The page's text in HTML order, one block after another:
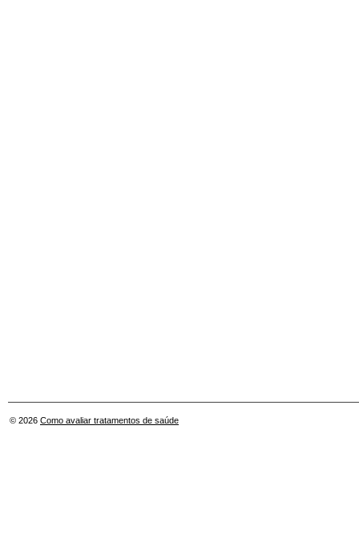
© 2026 Como avaliar tratamentos de saúde